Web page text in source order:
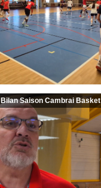
Bilan Saison Cambrai Basket